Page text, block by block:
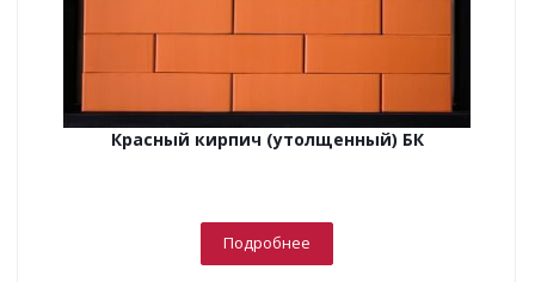
Красный кирпич (утолщенный) БК
Подробнее